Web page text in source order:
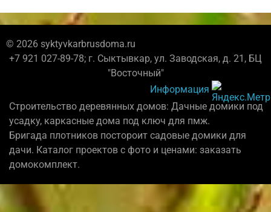
© 2026 syktyvkarbrusdoma.ru
+7 921 027-89-78; г. Сыктывкар, ул. Заводская, д. 21, БЦ
"Восточный"
Информация
Строительство деревянных домов: Дачные домики под
усадку, каркасные дома под ключ для пмж.
Бригада плотников постороит садовые домики для
дачи. Каталог проектов с фото и ценами: заказать
домокомплект.